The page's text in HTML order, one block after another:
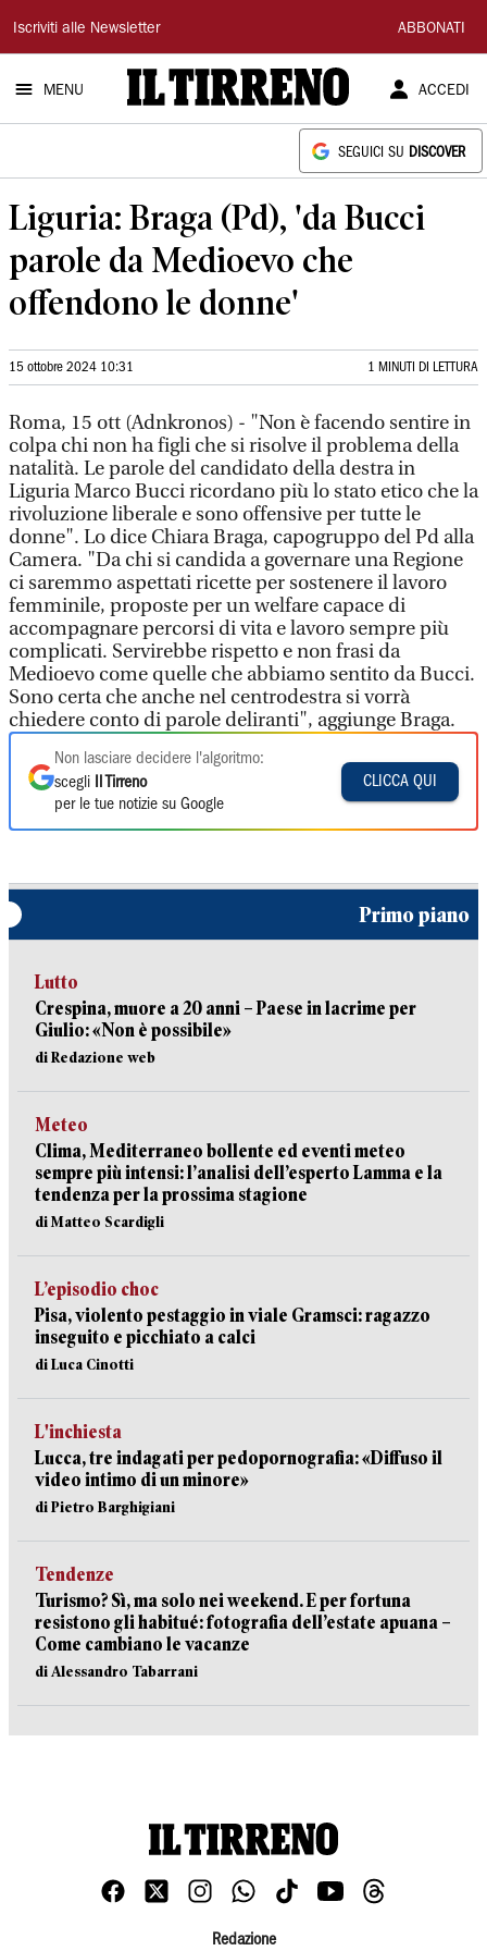
Il
Tirreno
Iscriviti alle Newsletter ABBONATI
MENU ACCEDI
SEGUICI SU DISCOVER
Liguria: Braga (Pd), 'da Bucci
parole da Medioevo che
offendono le donne'
15 ottobre 2024 10:31 1 MINUTI DI LETTURA
Roma, 15 ott (Adnkronos) - "Non è facendo sentire in
colpa chi non ha figli che si risolve il problema della
natalità. Le parole del candidato della destra in
Liguria Marco Bucci ricordano più lo stato etico che la
rivoluzione liberale e sono offensive per tutte le
donne". Lo dice Chiara Braga, capogruppo del Pd alla
Camera. "Da chi si candida a governare una Regione
ci saremmo aspettati ricette per sostenere il lavoro
femminile, proposte per un welfare capace di
accompagnare percorsi di vita e lavoro sempre più
complicati. Servirebbe rispetto e non frasi da
Medioevo come quelle che abbiamo sentito da Bucci.
Sono certa che anche nel centrodestra si vorrà
chiedere conto di parole deliranti", aggiunge Braga.
Non lasciare decidere l'algoritmo:
scegli
Il Tirreno
per le tue notizie su Google
CLICCA QUI
Primo piano
Lutto
Crespina, muore a 20 anni – Paese in lacrime per
Giulio: «Non è possibile»
di Redazione web
Meteo
Clima, Mediterraneo bollente ed eventi meteo
sempre più intensi: l’analisi dell’esperto Lamma e la
tendenza per la prossima stagione
di Matteo Scardigli
L’episodio choc
Pisa, violento pestaggio in viale Gramsci: ragazzo
inseguito e picchiato a calci
di Luca Cinotti
L'inchiesta
Lucca, tre indagati per pedopornografia: «Diffuso il
video intimo di un minore»
di Pietro Barghigiani
Tendenze
Turismo? Sì, ma solo nei weekend. E per fortuna
resistono gli habitué: fotografia dell’estate apuana –
Come cambiano le vacanze
di Alessandro Tabarrani
Redazione